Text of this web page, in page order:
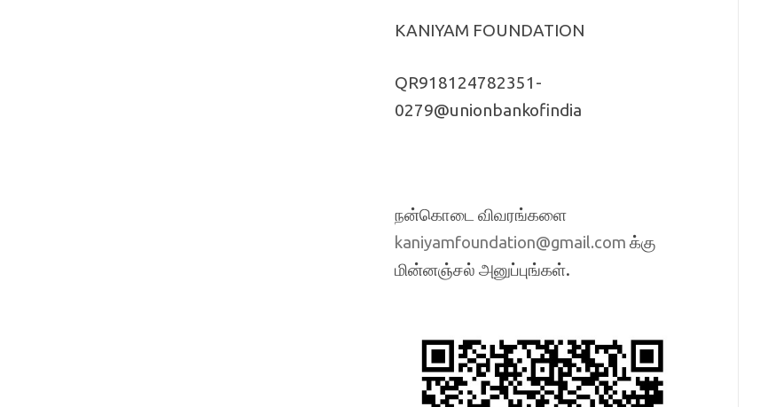
KANIYAM FOUNDATION
QR918124782351-
0279@unionbankofindia
நன்கொடை விவரங்களை
kaniyamfoundation@gmail.com க்கு
மின்னஞ்சல் அனுப்புங்கள்.